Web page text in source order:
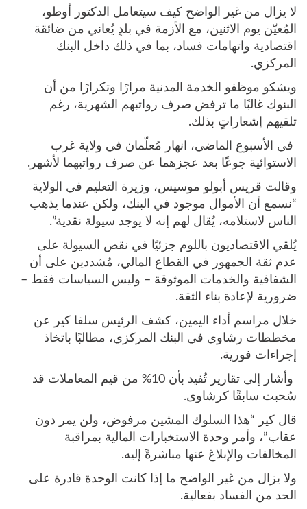
لا يزال من غير الواضح كيف سيتعامل الدكتور أوطو،
المُعيّن يوم الاثنين، مع الأزمة في بلدٍ يُعاني من ضائقة
اقتصادية واتهامات فساد، بما في ذلك داخل البنك
المركزي.
ويشكو موظفو الخدمة المدنية مرارًا وتكرارًا من أن
البنوك غالبًا ما ترفض صرف رواتبهم الشهرية، رغم
تلقيهم إشعاراتٍ بذلك.
في الأسبوع الماضي، انهار مُعلّمان في ولاية غرب
الاستوائية جوعًا بعد عجزهما عن صرف رواتبهما لأشهر.
وقالت قريس أبولو موسيس، وزيرة التعليم في الولاية
“نسمع أن الأموال موجود في البنك، ولكن عندما يذهب
الناس لاستلامه، يُقال لهم إنه لا يوجد سيولة نقدية”.
يُلقي الاقتصاديون باللوم جزئيًا في نقص السيولة على
عدم ثقة الجمهور في القطاع المالي، مُشددين على أن
الشفافية والخدمات الموثوقة – وليس السياسات فقط –
ضرورية لإعادة بناء الثقة.
خلال مراسم أداء اليمين، كشف الرئيس سلفا كير عن
مخططات رشاوي في البنك المركزي، مطالبًا باتخاذ
إجراءات فورية.
وأشار إلى تقارير تُفيد بأن 10% من قيم المعاملات قد
سُحبت سابقًا كرشاوى.
قال كير “هذا السلوك المشين مرفوض، ولن يمر دون
عقاب”، وأمر وحدة الاستخبارات المالية بمراقبة
المخالفات والإبلاغ عنها مباشرةً إليه.
ولا يزال من غير الواضح ما إذا كانت الوحدة قادرة على
الحد من الفساد بفعالية.